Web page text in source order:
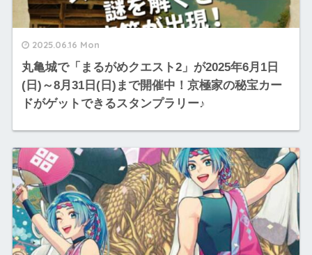
2025.06.16 Mon
丸亀城で「まるがめクエスト2」が2025年6月1日
(日)～8月31日(日)まで開催中！京極家の秘宝カー
ドがゲットできるスタンプラリー♪